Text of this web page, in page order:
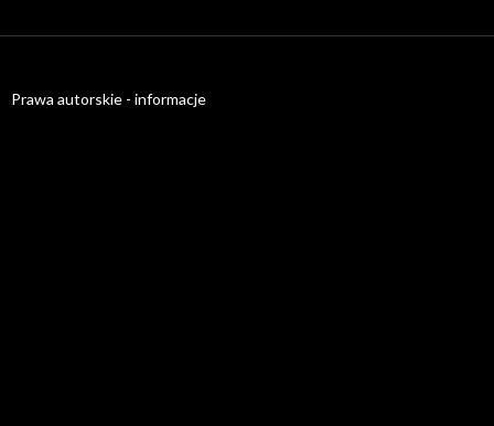
Prawa autorskie - informacje